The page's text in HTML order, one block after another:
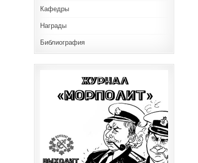
Кафедры
Награды
Библиография